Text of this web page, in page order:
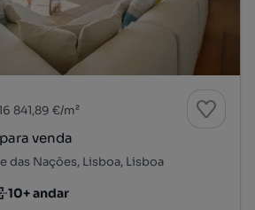
841,89 €/m²
venda
das Nações, Lisboa, Lisboa
10+ andar